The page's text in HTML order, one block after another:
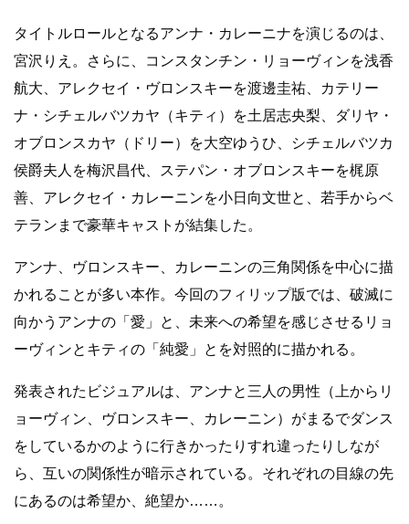
タイトルロールとなるアンナ・カレーニナを演じるのは、
宮沢りえ。さらに、コンスタンチン・リョーヴィンを浅香
航大、アレクセイ・ヴロンスキーを渡邊圭祐、カテリー
ナ・シチェルバツカヤ（キティ）を土居志央梨、ダリヤ・
オブロンスカヤ（ドリー）を大空ゆうひ、シチェルバツカ
侯爵夫人を梅沢昌代、ステパン・オブロンスキーを梶原
善、アレクセイ・カレーニンを小日向文世と、若手からベ
テランまで豪華キャストが結集した。
アンナ、ヴロンスキー、カレーニンの三角関係を中心に描
かれることが多い本作。今回のフィリップ版では、破滅に
向かうアンナの「愛」と、未来への希望を感じさせるリョ
ーヴィンとキティの「純愛」とを対照的に描かれる。
発表されたビジュアルは、アンナと三人の男性（上からリ
ョーヴィン、ヴロンスキー、カレーニン）がまるでダンス
をしているかのように行きかったりすれ違ったりしなが
ら、互いの関係性が暗示されている。それぞれの目線の先
にあるのは希望か、絶望か……。